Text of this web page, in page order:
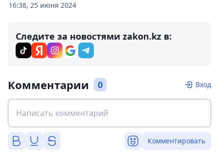
16:38, 25 июня 2024
Следите за новостями zakon.kz в:
Комментарии 0 Вход
Комментировать